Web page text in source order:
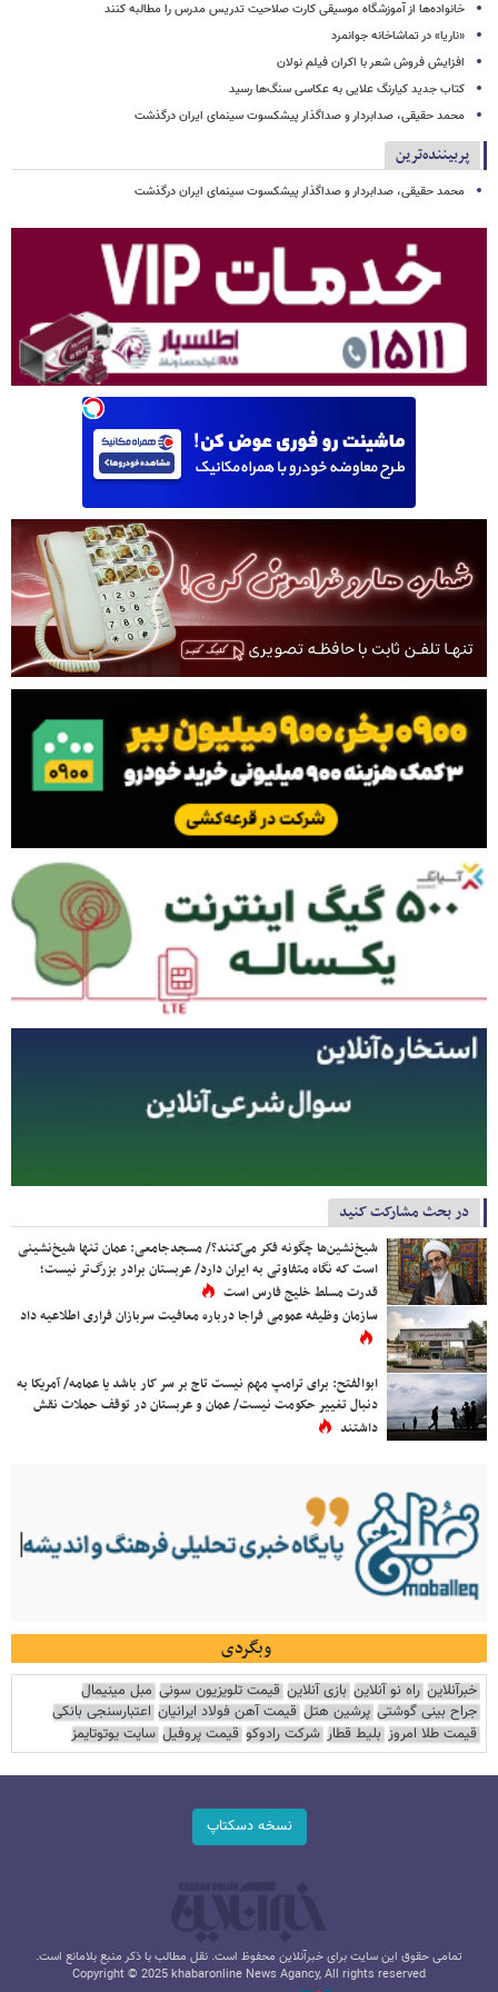
خانواده‌ها از آموزشگاه موسیقی کارت صلاحیت تدریس مدرس را مطالبه کنند
«ناریا» در تماشاخانه جوانمرد
افزایش فروش شعر با اکران فیلم نولان
کتاب جدید کیارنگ علایی به عکاسی سنگ‌ها رسید
محمد حقیقی، صدابردار و صداگذار پیشکسوت سینمای ایران درگذشت
پربیننده‌ترین
محمد حقیقی، صدابردار و صداگذار پیشکسوت سینمای ایران درگذشت
در بحث مشارکت کنید
شیخ‌نشین‌ها چگونه فکر می‌کنند؟/ مسجدجامعی: عمان تنها شیخ‌نشینی
است که نگاه متفاوتی به ایران دارد/ عربستان برادر بزرگ‌تر نیست؛
قدرت مسلط خلیج فارس است
سازمان وظیفه عمومی فراجا درباره معافیت سربازان فراری اطلاعیه داد
ابوالفتح: برای ترامپ مهم نیست تاج بر سر کار باشد یا عمامه/ آمریکا به
دنبال تغییر حکومت نیست/ عمان و عربستان در توقف حملات نقش
داشتند
وبگردی
خبرآنلاین راه نو آنلاین بازی آنلاین قیمت تلویزیون سونی مبل مینیمال
جراح بینی گوشتی پرشین هتل قیمت آهن فولاد ایرانیان اعتبارسنجی بانکی
قیمت طلا امروز بلیط قطار شرکت رادوکو قیمت پروفیل سایت یوتوتایمز
نسخه دسکتاپ
تمامی حقوق این سایت برای خبرآنلاین محفوظ است. نقل مطالب با ذکر منبع بلامانع است.
Copyright © 2025 khabaronline News Agancy, All rights reserved